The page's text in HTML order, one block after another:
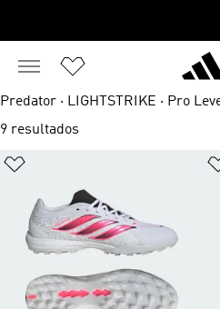
Predator · LIGHTSTRIKE · Pro
9 resultados
Adicionar à Lista de Desejos